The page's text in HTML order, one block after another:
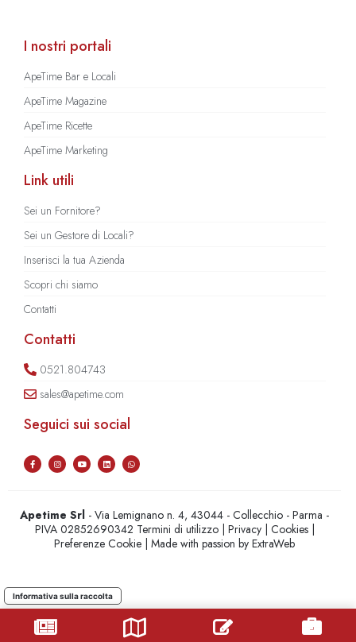
I nostri portali
ApeTime Bar e Locali
ApeTime Magazine
ApeTime Ricette
ApeTime Marketing
Link utili
Sei un Fornitore?
Sei un Gestore di Locali?
Inserisci la tua Azienda
Scopri chi siamo
Contatti
Contatti
0521.804743
sales@apetime.com
Seguici sui social
Apetime Srl - Via Lemignano n. 4, 43044 - Collecchio - Parma -
PIVA 02852690342 Termini di utilizzo| Privacy| Cookies|
Preferenze Cookie | Made with passion byExtraWeb
Informativa sulla raccolta